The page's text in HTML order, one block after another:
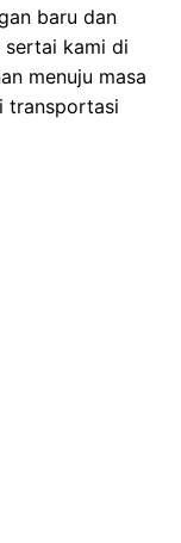
baru dan
sertai kami di
menuju masa
transportasi